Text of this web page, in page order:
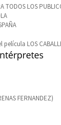
TODOS LOS
FERNANDEZ)